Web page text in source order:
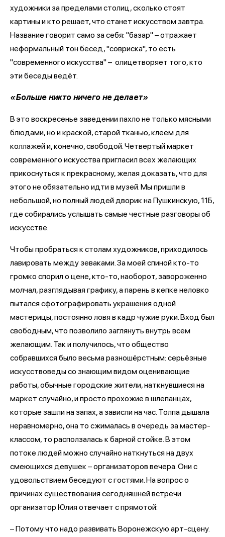
художники за пределами столиц, сколько стоят
картины и кто решает, что станет искусством завтра.
Название говорит само за себя: "базар" – отражает
неформальный тон бесед, "совриска", то есть
"современного искусства" – олицетворяет того, кто
эти беседы ведёт.
«Больше никто ничего не делает»
В это воскресенье заведении пахло не только мясными
блюдами, но и краской, старой тканью, клеем для
коллажей и, конечно, свободой. Четвертый маркет
современного искусства пригласил всех желающих
прикоснуться к прекрасному, желая доказать, что для
этого не обязательно идти в музей. Мы пришли в
небольшой, но полный людей дворик на Пушкинскую, 11Б,
где собирались услышать самые честные разговоры об
искусстве.
Чтобы пробраться к столам художников, приходилось
лавировать между зеваками. За моей спиной кто-то
громко спорил о цене, кто-то, наоборот, завороженно
молчал, разглядывая графику, а парень в кепке неловко
пытался сфотографировать украшения одной
мастерицы, постоянно ловя в кадр чужие руки. Вход был
свободным, что позволило заглянуть внутрь всем
желающим. Так и получилось, что общество
собравшихся было весьма разношёрстным: серьёзные
искусствоведы со знающим видом оценивающие
работы, обычные городские жители, наткнувшиеся на
маркет случайно, и просто прохожие в шлепанцах,
которые зашли на запах, а зависли на час. Толпа дышала
неравномерно, она то сжималась в очередь за мастер-
классом, то расползалась к барной стойке. В этом
потоке людей можно случайно наткнуться на двух
смеющихся девушек – организаторов вечера. Они с
удовольствием беседуют с гостями. На вопрос о
причинах существования сегодняшней встречи
организатор Юлия отвечает с прямотой:
– Потому что надо развивать Воронежскую арт-сцену.